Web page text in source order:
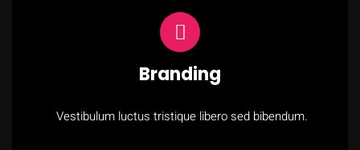
Branding
Vestibulum luctus tristique libero sed bibendum.